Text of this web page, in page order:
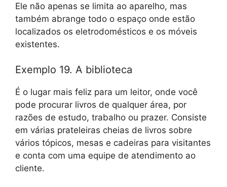
Ele não apenas se limita ao aparelho, mas
também abrange todo o espaço onde estão
localizados os eletrodomésticos e os móveis
existentes.
Exemplo 19. A biblioteca
É o lugar mais feliz para um leitor, onde você
pode procurar livros de qualquer área, por
razões de estudo, trabalho ou prazer. Consiste
em várias prateleiras cheias de livros sobre
vários tópicos, mesas e cadeiras para visitantes
e conta com uma equipe de atendimento ao
cliente.